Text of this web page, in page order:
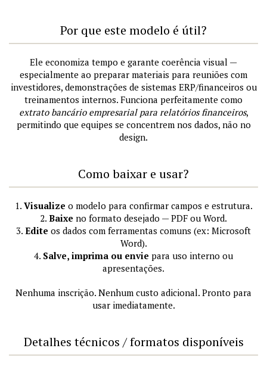
Por que este modelo é útil?
Ele economiza tempo e garante coerência visual —
especialmente ao preparar materiais para reuniões com
investidores, demonstrações de sistemas ERP/financeiros ou
treinamentos internos. Funciona perfeitamente como
extrato bancário empresarial para relatórios financeiros,
permitindo que equipes se concentrem nos dados, não no
design.
Como baixar e usar?
1. Visualize o modelo para confirmar campos e estrutura.
2. Baixe no formato desejado — PDF ou Word.
3. Edite os dados com ferramentas comuns (ex: Microsoft
Word).
4. Salve, imprima ou envie para uso interno ou
apresentações.
Nenhuma inscrição. Nenhum custo adicional. Pronto para
usar imediatamente.
Detalhes técnicos / formatos disponíveis